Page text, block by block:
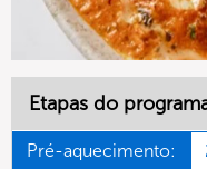
Etapas do
Pré-aquecimento: